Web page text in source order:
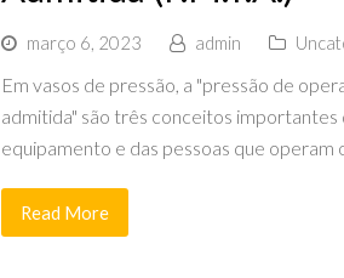
março 6, 2023 admin
Em vasos de pressão, a "pressão de
admitida" são três conceitos importantes
equipamento e das pessoas que operam
Read More